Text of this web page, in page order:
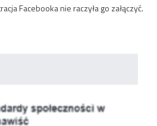
Facebooka nie raczyła go załączyć.